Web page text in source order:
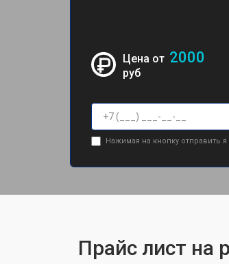
Цена от 2000
руб
Нажимая на кнопку отправить
Прайс лист на